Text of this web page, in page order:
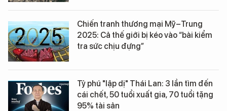
Chiến tranh thương mại Mỹ–Trung
2025: Cả thế giới bị kéo vào “bài kiểm
tra sức chịu đựng”
Tỷ phú "lập dị" Thái Lan: 3 lần tìm đến
cái chết, 50 tuổi xuất gia, 70 tuổi tặng
95% tài sản